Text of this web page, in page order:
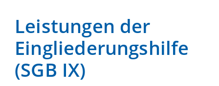
Leistungen der
Eingliederungshilfe
(SGB IX)